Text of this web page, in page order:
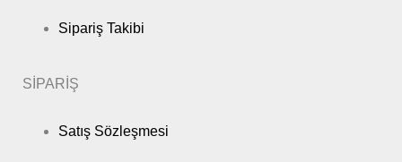
Sipariş Takibi
SİPARİŞ
Satış Sözleşmesi